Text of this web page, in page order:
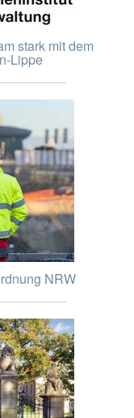
stark mit dem
Lippe
NRW